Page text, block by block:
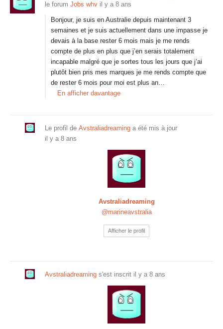
le forum Jobs whv il y a 8 ans
Bonjour, je suis en Australie depuis maintenant 3
semaines et je suis actuellement dans une impasse je
devais à la base rester 6 mois mais je me rends
compte de plus en plus que j’en serais totalement
incapable malgré que je sortes tous les jours que j’ai
plutôt bien pris mes marques je me rends compte que
de rester 6 mois pour moi est plus an…
En afficher davantage
Le profil de Avstraliadreaming a été mis à jour
il y a 8 ans
Avstraliadreaming
@marineavstralia
Afficher le profil
Avstraliadreaming s'est inscrit il y a 8 ans